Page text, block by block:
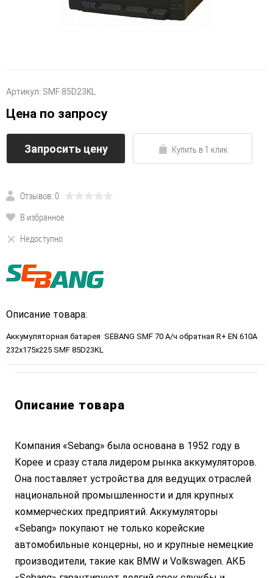
Артикул: SMF 85D23KL
Цена по запросу
Запросить цену Купить в 1 клик
Отзывов: 0
В избранное
Недоступно
Описание товара:
Аккумуляторная батарея SEBANG SMF 70 А/ч обратная R+ EN 610A
232x175x225 SMF 85D23KL
Описание товара
Компания «Sebang» была основана в 1952 году в
Корее и сразу стала лидером рынка аккумуляторов.
Она поставляет устройства для ведущих отраслей
национальной промышленности и для крупных
коммерческих предприятий. Аккумуляторы
«Sebang» покупают не только корейские
автомобильные концерны, но и крупные немецкие
производители, такие как BMW и Volkswagen. АКБ